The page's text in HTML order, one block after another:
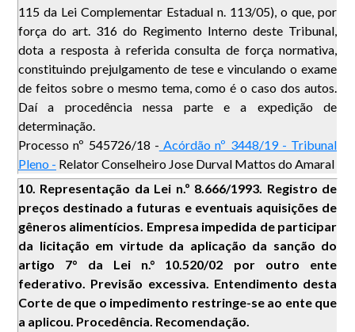
115 da Lei Complementar Estadual n. 113/05), o que, por
força do art. 316 do Regimento Interno deste Tribunal,
dota a resposta à referida consulta de força normativa,
constituindo prejulgamento de tese e vinculando o exame
de feitos sobre o mesmo tema, como é o caso dos autos.
Daí a procedência nessa parte e a expedição de
determinação.
Processo nº 545726/18 - Acórdão nº 3448/19 - Tribunal
Pleno - Relator Conselheiro Jose Durval Mattos do Amaral
10. Representação da Lei n.º 8.666/1993. Registro de
preços destinado a futuras e eventuais aquisições de
gêneros alimentícios. Empresa impedida de participar
da licitação em virtude da aplicação da sanção do
artigo 7° da Lei n.° 10.520/02 por outro ente
federativo. Previsão excessiva. Entendimento desta
Corte de que o impedimento restringe-se ao ente que
a aplicou. Procedência. Recomendação.